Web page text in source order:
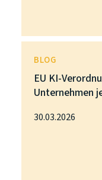
BLOG
EU KI-
Unternehmen
30.03.2026